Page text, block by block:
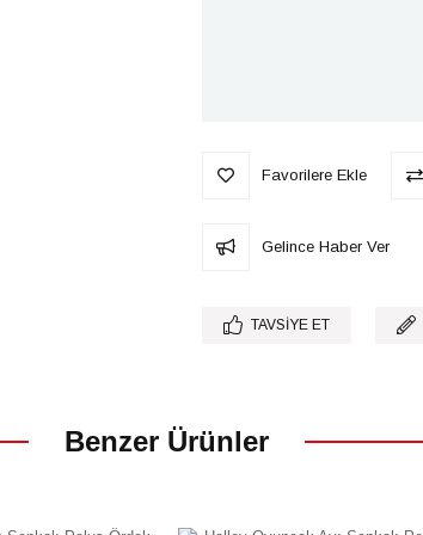
Favorilere Ekle
Gelince Haber Ver
TAVSIYE ET
Benzer Ürünler